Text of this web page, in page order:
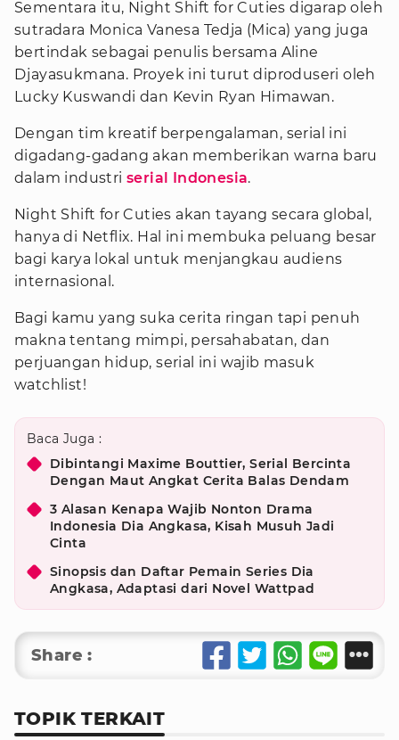
Sementara itu, Night Shift for Cuties digarap oleh
sutradara Monica Vanesa Tedja (Mica) yang juga
bertindak sebagai penulis bersama Aline
Djayasukmana. Proyek ini turut diproduseri oleh
Lucky Kuswandi dan Kevin Ryan Himawan.
Dengan tim kreatif berpengalaman, serial ini
digadang-gadang akan memberikan warna baru
dalam industriserial Indonesia.
Night Shift for Cuties akan tayang secara global,
hanya di Netflix. Hal ini membuka peluang besar
bagi karya lokal untuk menjangkau audiens
internasional.
Bagi kamu yang suka cerita ringan tapi penuh
makna tentang mimpi, persahabatan, dan
perjuangan hidup, serial ini wajib masuk
watchlist!
Baca Juga :
Dibintangi Maxime Bouttier, Serial Bercinta
Dengan Maut Angkat Cerita Balas Dendam
3 Alasan Kenapa Wajib Nonton Drama
Indonesia Dia Angkasa, Kisah Musuh Jadi
Cinta
Sinopsis dan Daftar Pemain Series Dia
Angkasa, Adaptasi dari Novel Wattpad
Share :
TOPIK TERKAIT